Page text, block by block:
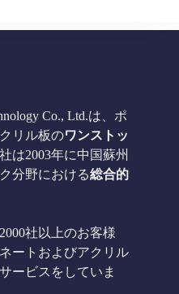
Co., Ltd.は、ポ
リル板のワンストッ
は2003年に中国蘇州
分野における総合的
社以上のお客様
ートおよびアクリル
ービスをしていま